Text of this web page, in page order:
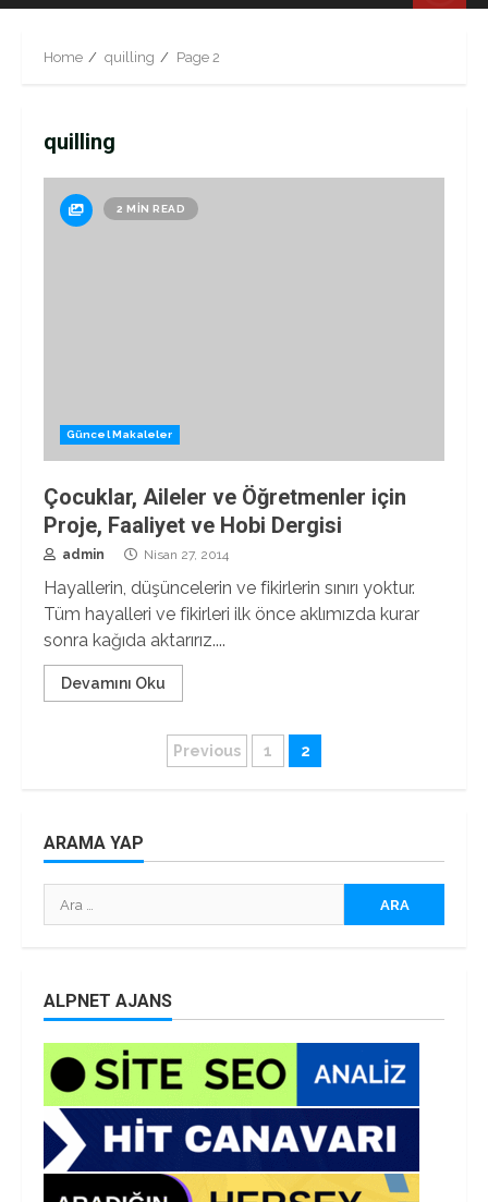
Home quilling Page 2
quilling
2 MIN READ
Güncel Makaleler
Çocuklar, Aileler ve Öğretmenler için
Proje, Faaliyet ve Hobi Dergisi
admin Nisan 27, 2014
Hayallerin, düşüncelerin ve fikirlerin sınırı yoktur.
Tüm hayalleri ve fikirleri ilk önce aklımızda kurar
sonra kağıda aktarırız....
Devamını Oku
Yazı
Previous 1 2
ARAMA YAP
Arama:
ALPNET AJANS